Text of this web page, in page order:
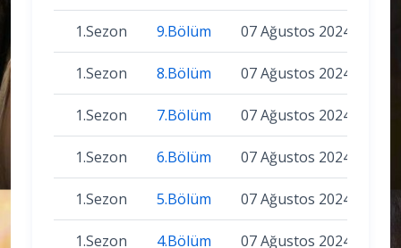
1.Sezon 9.Bölüm 07 Ağustos 2024
1.Sezon 8.Bölüm 07 Ağustos 2024
1.Sezon 7.Bölüm 07 Ağustos 2024
1.Sezon 6.Bölüm 07 Ağustos 2024
1.Sezon 5.Bölüm 07 Ağustos 2024
1.Sezon 4.Bölüm 07 Ağustos 2024